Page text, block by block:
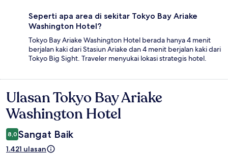
Seperti apa area di sekitar Tokyo Bay Ariake
Washington Hotel?
Tokyo Bay Ariake Washington Hotel berada hanya 4 menit
berjalan kaki dari Stasiun Ariake dan 4 menit berjalan kaki dari
Tokyo Big Sight. Traveler menyukai lokasi strategis hotel.
Ulasan
Ulasan Tokyo Bay Ariake
Washington Hotel
8,0 Sangat Baik
1.421 ulasan